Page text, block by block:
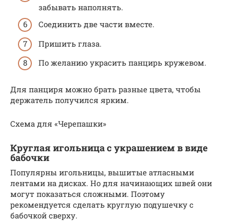
забывать наполнять.
Соединить две части вместе.
Пришить глаза.
По желанию украсить панцирь кружевом.
Для панциря можно брать разные цвета, чтобы
держатель получился ярким.
Схема для «Черепашки»
Круглая игольница с украшением в виде
бабочки
Популярны игольницы, вышитые атласными
лентами на дисках. Но для начинающих швей они
могут показаться сложными. Поэтому
рекомендуется сделать круглую подушечку с
бабочкой сверху.